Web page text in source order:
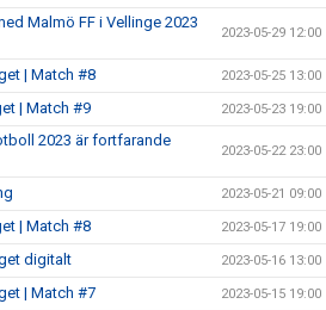
Malmö FF i Vellinge 2023
2023-05-29 12:00
| Match #8 2023-05-25 13:00
| Match #9 2023-05-23 19:00
2023 är fortfarande
2023-05-22 23:00
2023-05-21 09:00
| Match #8 2023-05-17 19:00
digitalt 2023-05-16 13:00
| Match #7 2023-05-15 19:00